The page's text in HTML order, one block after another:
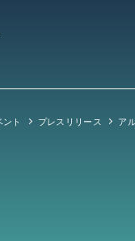
ト プレスリリース